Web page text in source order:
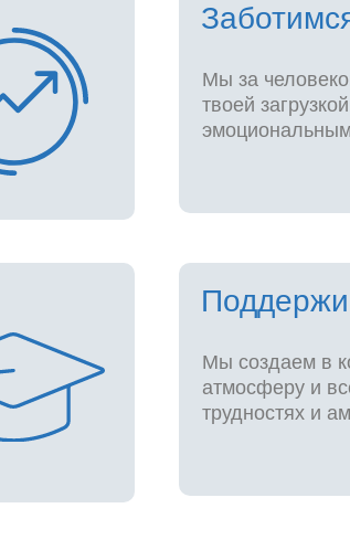
Мы создаем в
атмосферу и
трудностях и
Мы за
твоей